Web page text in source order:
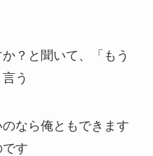
？と聞いて、「もう
う
なら俺ともできます
す